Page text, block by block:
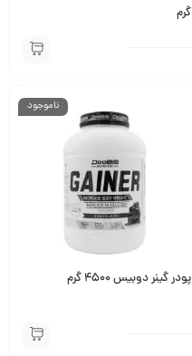
گرم
ناموجود
پودر گینر دوبیس 4500 گرم